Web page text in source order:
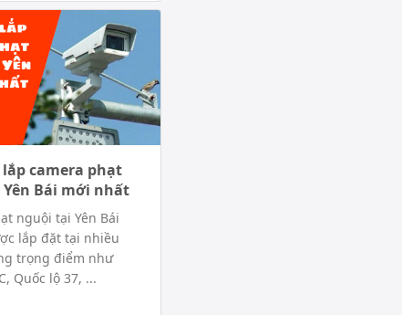
lắp camera phạt
Bái mới nhất
nguội tại Yên Bái
lắp đặt tại nhiều
trọng điểm như
Quốc lộ 37, ...